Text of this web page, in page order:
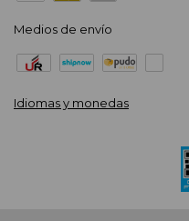
Medios de envío
Idiomas y monedas